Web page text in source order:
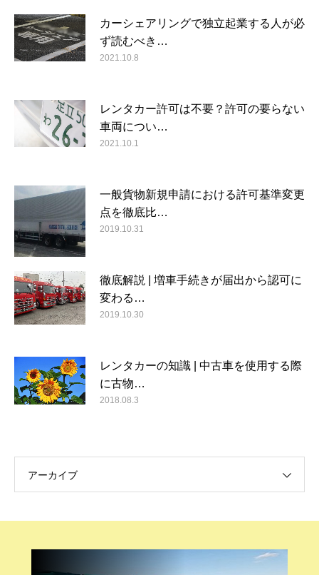
カーシェアリングで独立起業する人が必
ず読むべき…
2021.10.8
レンタカー許可は不要？許可の要らない
車両につい…
2021.10.1
一般貨物新規申請における許可基準変更
点を徹底比…
2019.10.31
徹底解説 | 増車手続きが届出から認可に
変わる…
2019.10.30
レンタカーの知識 | 中古車を使用する際
に古物…
2018.08.3
アーカイブ